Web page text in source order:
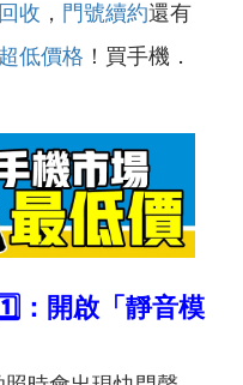
收 ， 門號續約還有
低價格 ！買手機．
： 開啟「靜音模